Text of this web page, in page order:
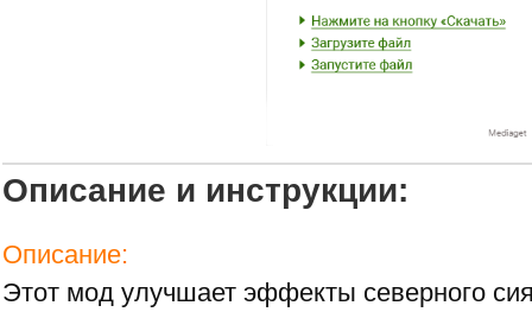
Описание и инструкции:
Описание:
Этот мод улучшает эффекты северного